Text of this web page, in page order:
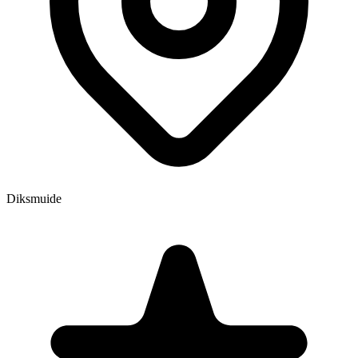
Diksmuide